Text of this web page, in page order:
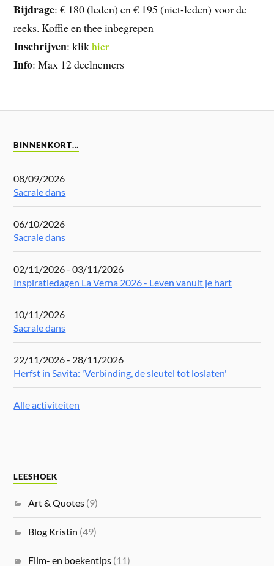
Bijdrage: € 180 (leden) en € 195 (niet-leden) voor de
reeks. Koffie en thee inbegrepen
Inschrijven: klikhier
Info: Max 12 deelnemers
BINNENKORT…
08/09/2026
Sacrale dans
06/10/2026
Sacrale dans
02/11/2026 - 03/11/2026
Inspiratiedagen La Verna 2026 - Leven vanuit je hart
10/11/2026
Sacrale dans
22/11/2026 - 28/11/2026
Herfst in Savita: 'Verbinding, de sleutel tot loslaten'
Alle activiteiten
LEESHOEK
Art & Quotes (9)
Blog Kristin (49)
Film- en boekentips (11)